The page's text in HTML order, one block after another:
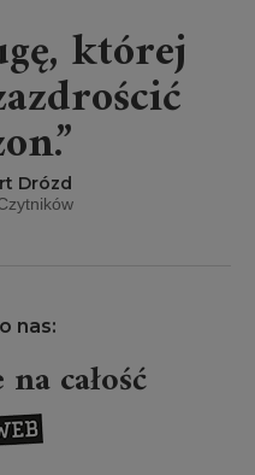
której
Drózd
nas:
całość